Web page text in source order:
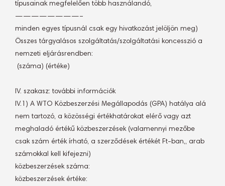
típusainak megfelelően több használandó,
————————–
minden egyes típusnál csak egy hivatkozást jelöljön meg)
Összes tárgyalásos szolgáltatás/szolgáltatási koncesszió a
nemzeti eljárásrendben:
 (száma) (értéke)
IV. szakasz: további információk
IV.1) A WTO Közbeszerzési Megállapodás (GPA) hatálya alá
nem tartozó, a közösségi értékhatárokat elérő vagy azt
meghaladó értékű közbeszerzések (valamennyi mezőbe
csak szám érték írható, a szerződések értékét Ft-ban,, arab
számokkal kell kifejezni)
közbeszerzések száma: 
közbeszerzések értéke: